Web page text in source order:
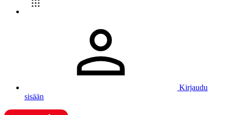
Kirjaudu
sisään